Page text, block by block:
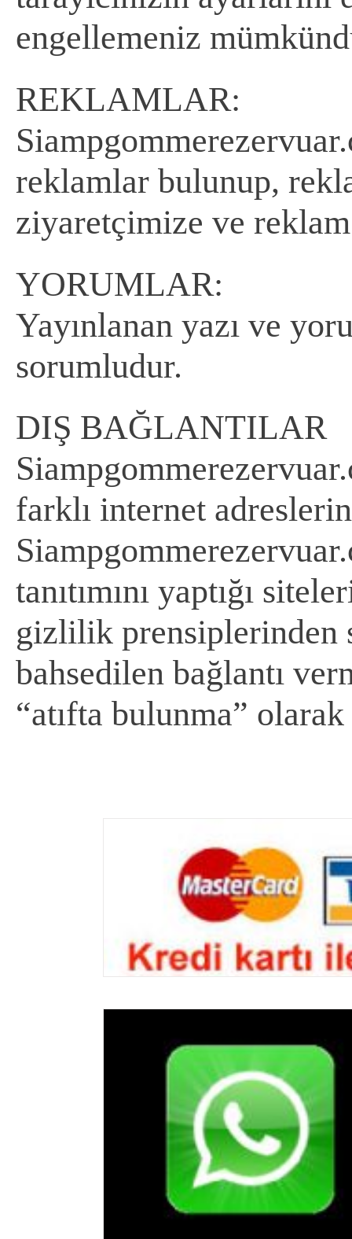
engellemeniz
REKLAMLAR:
reklamlar bulunup,
ziyaretçimize ve
YORUMLAR:
Yayınlanan yazı ve
sorumludur.
DIŞ BAĞLANTILAR
farklı internet
tanıtımını yaptığı
gizlilik prensiplerinden
bahsedilen bağlantı
“atıfta bulunma”